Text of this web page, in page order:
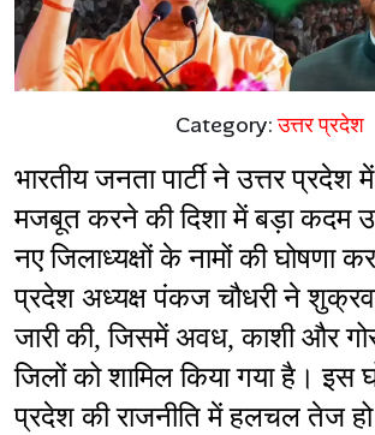
Category:उत्तर प्रदेश
भारतीय जनता पार्टी ने उत्तर
मजबूत करने की दिशा में बड़ा कदम
नए जिलाध्यक्षों के नामों की घोषणा
प्रदेश अध्यक्ष पंकज चौधरी ने
जारी की, जिसमें अवध, काशी और
जिलों को शामिल किया गया है। इस
प्रदेश की राजनीति में हलचल तेज हो